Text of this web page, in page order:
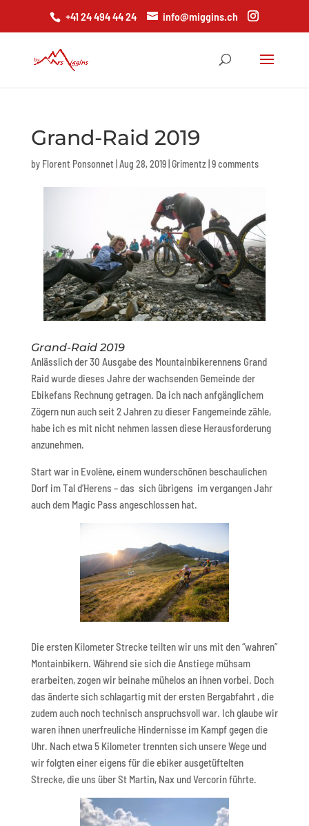
+41 24 494 44 24 info@miggins.ch
Grand-Raid 2019
by Florent Ponsonnet Aug 28, 2019| Grimentz| 9 comments
Grand-Raid 2019
Anlässlich der 30 Ausgabe des Mountainbikerennens Grand
Raid wurde dieses Jahre der wachsenden Gemeinde der
Ebikefans Rechnung getragen. Da ich nach anfgänglichem
Zögern nun auch seit 2 Jahren zu dieser Fangemeinde zähle,
habe ich es mit nicht nehmen lassen diese Herausforderung
anzunehmen.
Start war in Evolène, einem wunderschönen beschaulichen
Dorf im Tal d’Herens – das sich übrigens im vergangen Jahr
auch dem Magic Pass angeschlossen hat.
Die ersten Kilometer Strecke teilten wir uns mit den “wahren”
Montainbikern. Während sie sich die Anstiege mühsam
erarbeiten, zogen wir beinahe mühelos an ihnen vorbei. Doch
das änderte sich schlagartig mit der ersten Bergabfahrt , die
zudem auch noch technisch anspruchsvoll war. Ich glaube wir
waren ihnen unerfreuliche Hindernisse im Kampf gegen die
Uhr. Nach etwa 5 Kilometer trennten sich unsere Wege und
wir folgten einer eigens für die ebiker ausgetüftelten
Strecke, die uns über St Martin, Nax und Vercorin führte.